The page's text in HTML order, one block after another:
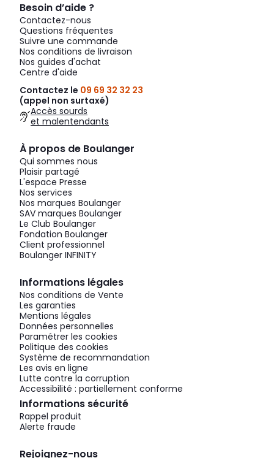
Besoin d’aide ?
Contactez-nous
Questions fréquentes
Suivre une commande
Nos conditions de livraison
Nos guides d'achat
Centre d'aide
Contactez le 09 69 32 32 23
(appel non surtaxé)
Accès sourds
et malentendants
À propos de Boulanger
Qui sommes nous
Plaisir partagé
L'espace Presse
Nos services
Nos marques Boulanger
SAV marques Boulanger
Le Club Boulanger
Fondation Boulanger
Client professionnel
Boulanger INFINITY
Informations légales
Nos conditions de Vente
Les garanties
Mentions légales
Données personnelles
Paramétrer les cookies
Politique des cookies
Système de recommandation
Les avis en ligne
Lutte contre la corruption
Accessibilité : partiellement conforme
Informations sécurité
Rappel produit
Alerte fraude
Rejoignez-nous